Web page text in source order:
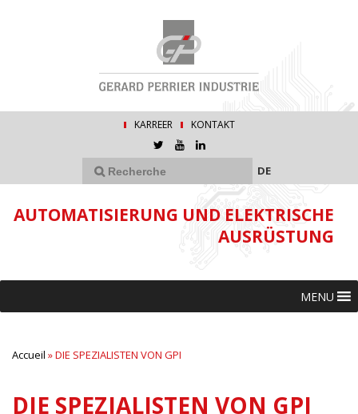
KARREER KONTAKT
DE
AUTOMATISIERUNG UND ELEKTRISCHE
AUSRÜSTUNG
MENU
Accueil »DIE SPEZIALISTEN VON GPI
DIE SPEZIALISTEN VON GPI